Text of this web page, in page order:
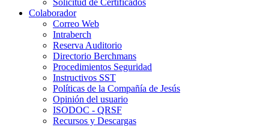
Colaborador
Correo Web
Intraberch
Reserva Auditorio
Directorio Berchmans
Procedimientos Seguridad
Instructivos SST
Políticas de la Compañía de Jesús
Opinión del usuario
ISODOC - QRSF
Recursos y Descargas